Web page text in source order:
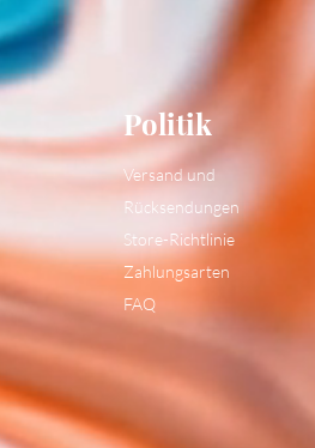
Politik
Versand und
Rücksendungen
Store-Richtlinie
Zahlungsarten
FAQ